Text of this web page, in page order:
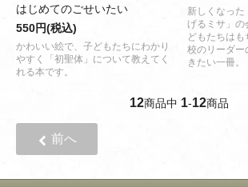
はじめてのごせいたい
550円(税込)
かわいい絵で、子どもたちにわかり
やすく「初聖体」について教えてく
れる本です。
新しくなった
げるミサ」
どもたちは
校のリーダー
きたい一冊。
12商品中 1-12商品
前へ